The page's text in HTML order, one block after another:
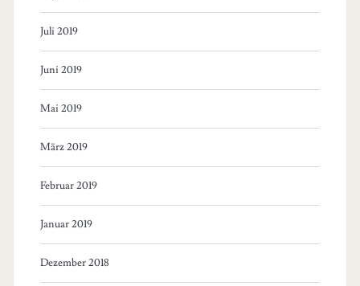
Juli 2019
Juni 2019
Mai 2019
März 2019
Februar 2019
Januar 2019
Dezember 2018